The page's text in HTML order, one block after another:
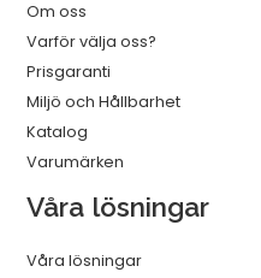
Om oss
Varför välja oss?
Prisgaranti
Miljö och Hållbarhet
Katalog
Varumärken
Våra lösningar
Våra lösningar